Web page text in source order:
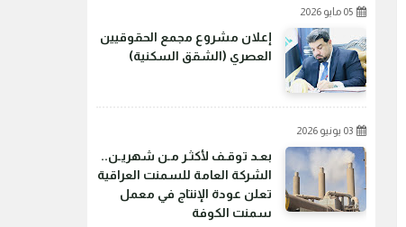
05 مايو 2026
إعلان مشروع مجمع الحقوقيين
العصري (الشقق السكنية)
03 يونيو 2026
بعـد توقـف لأكثـر مـن شهريـن..
الشركة العامة للسمنت العراقية
تعلن عودة الإنتاج في معمل
سمنت الكوفة